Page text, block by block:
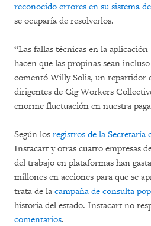
reconocido errores en su sistema
se ocuparía de resolverlos.
“Las fallas técnicas en la
hacen que las propinas sean
comentó Willy Solis, un repartidor
dirigentes de Gig Workers
enorme fluctuación en nuestra
Según los registros de la Secretaría
Instacart y otras cuatro empresas
del trabajo en plataformas han
millones en acciones para que se
trata de la campaña de consulta
historia del estado. Instacart no
comentarios.